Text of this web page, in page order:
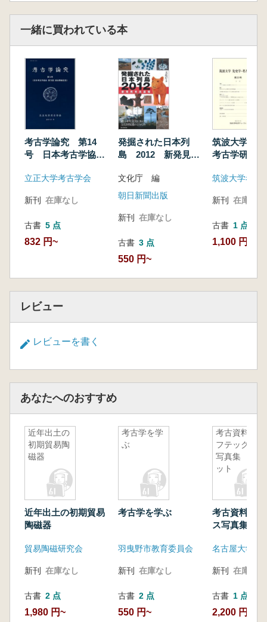
一緒に買われている本
考古学論究 第14
号 日本考古学協会
立正大学考古学会
新刊 在庫なし
古書 5 点
832 円~
発掘された日本列
島 2012 新発見考
文化庁 編
朝日新聞出版
新刊 在庫なし
古書 3 点
550 円~
筑波大学 先
考古学研究
新刊 在庫なし
古書 1 点
1,100 円
レビュー
レビューを書く
あなたへのおすすめ
近年出土の
初期貿易陶
磁器
近年出土の初期貿易
陶磁器
貿易陶磁研究会
新刊 在庫なし
古書 2 点
1,980 円~
考古学を学
ぶ
考古学を学ぶ
羽曳野市教育委員会
新刊 在庫なし
古書 2 点
550 円~
考古資料ソ
フテックス
写真集 セ
ット
考古資料ソ
ス写真集 セ
新刊 在庫なし
古書 1 点
2,200 円